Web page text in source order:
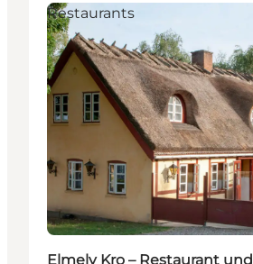
Restaurants
Elmely Kro – Restaurant und